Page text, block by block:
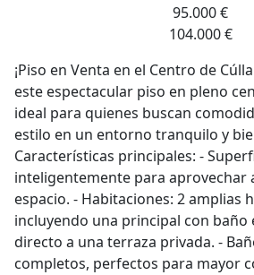
95.000 €
104.000 €
¡Piso en Venta en el Centro de
este espectacular piso en pleno
ideal para quienes buscan
estilo en un entorno tranquilo y
Características principales: -
inteligentemente para aprovechar
espacio. - Habitaciones: 2 amplias
incluyendo una principal con baño
directo a una terraza privada. -
completos, perfectos para mayor